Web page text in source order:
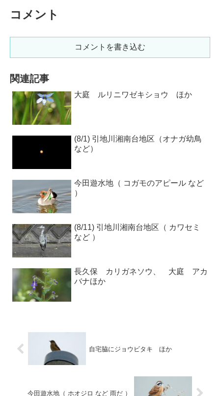
コメント
コメントを書き込む
関連記事
大庭 ルリニワゼキショウ ほか
(8/1) 引地川湘南台地区（オナガ幼鳥
など）
今田遊水地（ コガモのアピール など
）
(8/11) 引地川湘南台地区（ カワセミ
など ）
長久保 カリガネソウ、 大庭 アカ
バナほか
自宅脇にジョウビタキ ほか
今田遊水地（ ホオジロ など 雨だ ）